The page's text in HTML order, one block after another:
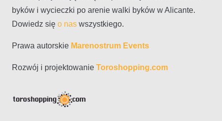
byków i wycieczki po arenie walki byków w Alicante.
Dowiedz się o nas wszystkiego.
Prawa autorskie Marenostrum Events
Rozwój i projektowanie Toroshopping.com